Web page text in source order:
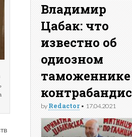
Владимир
Цабак: что
известно об
одиозном
by Redactor• 17.04.2021